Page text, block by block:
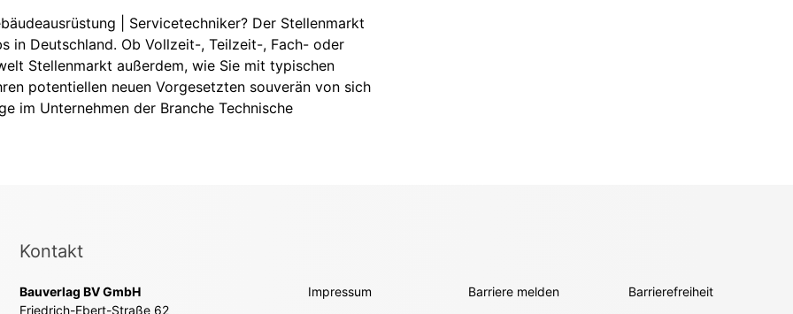
| Servicetechniker? Der Stellenmarkt
in Deutschland. Ob Vollzeit-, Teilzeit-, Fach- oder
Stellenmarkt außerdem, wie Sie mit typischen
potentiellen neuen Vorgesetzten souverän von sich
im Unternehmen der Branche Technische
Kontakt
Bauverlag BV GmbH
Friedrich-Ebert-Straße 62
Impressum
Barriere melden
Barrierefreiheit